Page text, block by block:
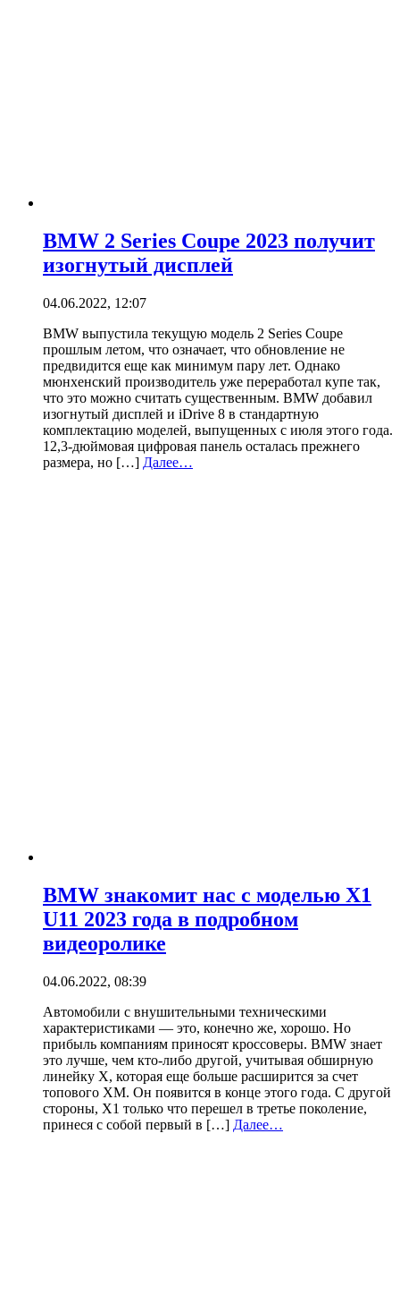
BMW 2 Series Coupe 2023 получит
изогнутый дисплей
04.06.2022, 12:07
BMW выпустила текущую модель 2 Series Coupe
прошлым летом, что означает, что обновление не
предвидится еще как минимум пару лет. Однако
мюнхенский производитель уже переработал купе так,
что это можно считать существенным. BMW добавил
изогнутый дисплей и iDrive 8 в стандартную
комплектацию моделей, выпущенных с июля этого года.
12,3-дюймовая цифровая панель осталась прежнего
размера, но […] Далее…
BMW знакомит нас с моделью X1
U11 2023 года в подробном
видеоролике
04.06.2022, 08:39
Автомобили с внушительными техническими
характеристиками — это, конечно же, хорошо. Но
прибыль компаниям приносят кроссоверы. BMW знает
это лучше, чем кто-либо другой, учитывая обширную
линейку X, которая еще больше расширится за счет
топового XM. Он появится в конце этого года. С другой
стороны, X1 только что перешел в третье поколение,
принеся с собой первый в […] Далее…